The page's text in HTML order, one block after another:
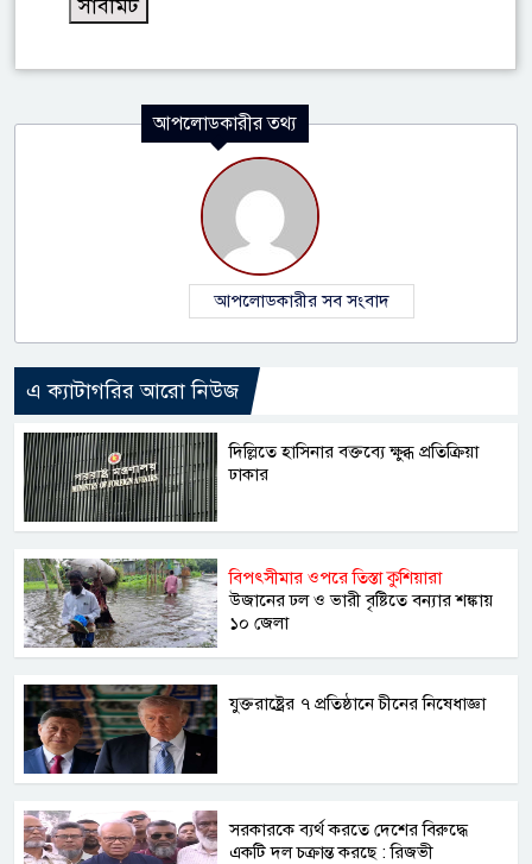
আপলোডকারীর তথ্য
আপলোডকারীর সব সংবাদ
এ ক্যাটাগরির আরো নিউজ
দিল্লিতে হাসিনার বক্তব্যে ক্ষুব্ধ প্রতিক্রিয়া
ঢাকার
বিপৎসীমার ওপরে তিস্তা কুশিয়ারা
উজানের ঢল ও ভারী বৃষ্টিতে বন্যার শঙ্কায়
১০ জেলা
যুক্তরাষ্ট্রের ৭ প্রতিষ্ঠানে চীনের নিষেধাজ্ঞা
সরকারকে ব্যর্থ করতে দেশের বিরুদ্ধে
একটি দল চক্রান্ত করছে : রিজভী